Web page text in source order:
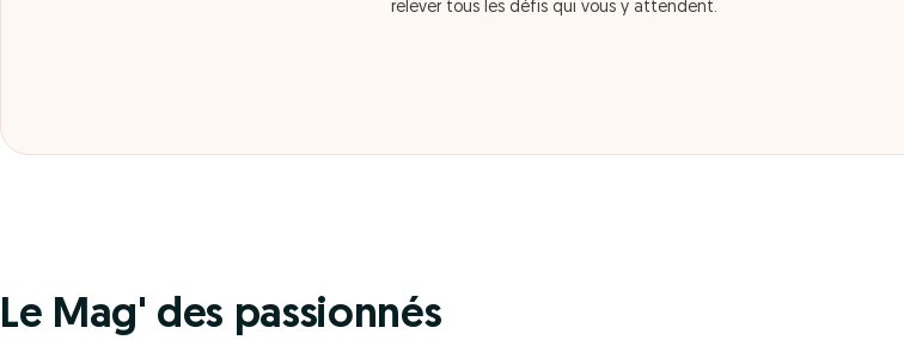
relever tous les défis qui vous y attendent.
Le Mag' des passionnés